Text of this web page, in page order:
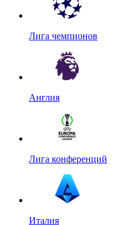
Лига чемпионов
Англия
Лига конференций
Италия